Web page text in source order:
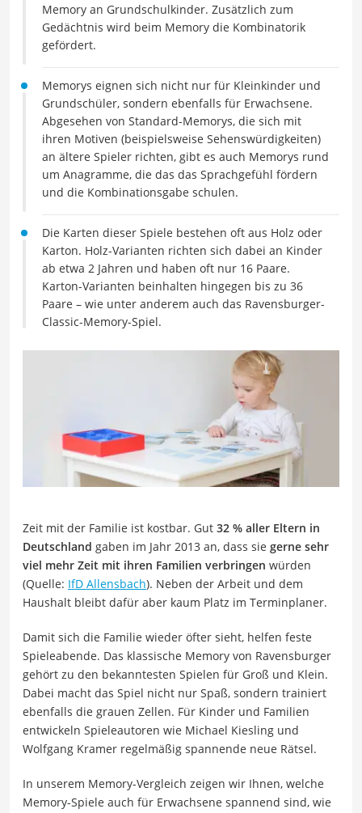
Memory an Grundschulkinder. Zusätzlich zum
Gedächtnis wird beim Memory die Kombinatorik
gefördert.
Memorys eignen sich nicht nur für Kleinkinder und
Grundschüler, sondern ebenfalls für Erwachsene.
Abgesehen von Standard-Memorys, die sich mit
ihren Motiven (beispielsweise Sehenswürdigkeiten)
an ältere Spieler richten, gibt es auch Memorys rund
um Anagramme, die das das Sprachgefühl fördern
und die Kombinationsgabe schulen.
Die Karten dieser Spiele bestehen oft aus Holz oder
Karton. Holz-Varianten richten sich dabei an Kinder
ab etwa 2 Jahren und haben oft nur 16 Paare.
Karton-Varianten beinhalten hingegen bis zu 36
Paare – wie unter anderem auch das Ravensburger-
Classic-Memory-Spiel.
Zeit mit der Familie ist kostbar. Gut 32 % aller Eltern in
Deutschland gaben im Jahr 2013 an, dass sie gerne sehr
viel mehr Zeit mit ihren Familien verbringen würden
(Quelle: IfD Allensbach). Neben der Arbeit und dem
Haushalt bleibt dafür aber kaum Platz im Terminplaner.
Damit sich die Familie wieder öfter sieht, helfen feste
Spieleabende. Das klassische Memory von Ravensburger
gehört zu den bekanntesten Spielen für Groß und Klein.
Dabei macht das Spiel nicht nur Spaß, sondern trainiert
ebenfalls die grauen Zellen. Für Kinder und Familien
entwickeln Spieleautoren wie Michael Kiesling und
Wolfgang Kramer regelmäßig spannende neue Rätsel.
In unserem Memory-Vergleich zeigen wir Ihnen, welche
Memory-Spiele auch für Erwachsene spannend sind, wie